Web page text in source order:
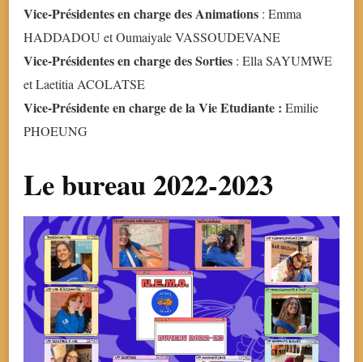
Vice-Présidentes en charge des Animations : Emma
HADDADOU et Oumaiyale VASSOUDEVANE
Vice-Présidentes en charge des Sorties : Ella SAYUMWE
et Laetitia ACOLATSE
Vice-Présidente en charge de la Vie Etudiante : Emilie
PHOEUNG
Le bureau 2022-2023